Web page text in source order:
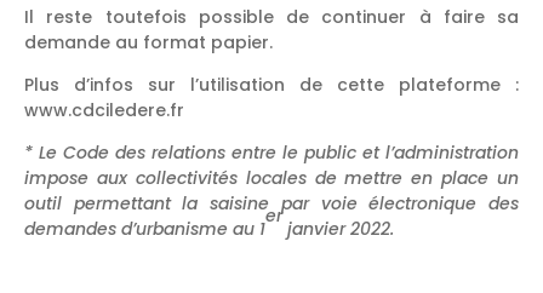
Il reste toutefois possible de continuer à faire sa
demande au format papier.
Plus d’infos sur l’utilisation de cette plateforme :
www.cdciledere.fr
* Le Code des relations entre le public et l’administration
impose aux collectivités locales de mettre en place un
outil permettant la saisine par voie électronique des
demandes d’urbanisme au 1
er
janvier 2022.